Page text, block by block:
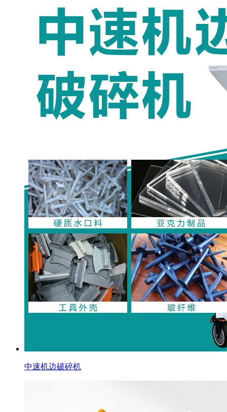
中速机边破碎机